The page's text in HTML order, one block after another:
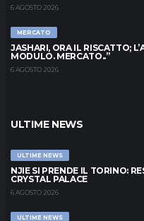
6 AGOSTO 2026
MERCATO
JASHARI, ORA IL RISCATTO;
MODULO. MERCATO..”
6 AGOSTO 2026
ULTIME NEWS
ULTIME NEWS
NJIE SI PRENDE IL TORINO:
CRYSTAL PALACE
6 AGOSTO 2026
ULTIME NEWS